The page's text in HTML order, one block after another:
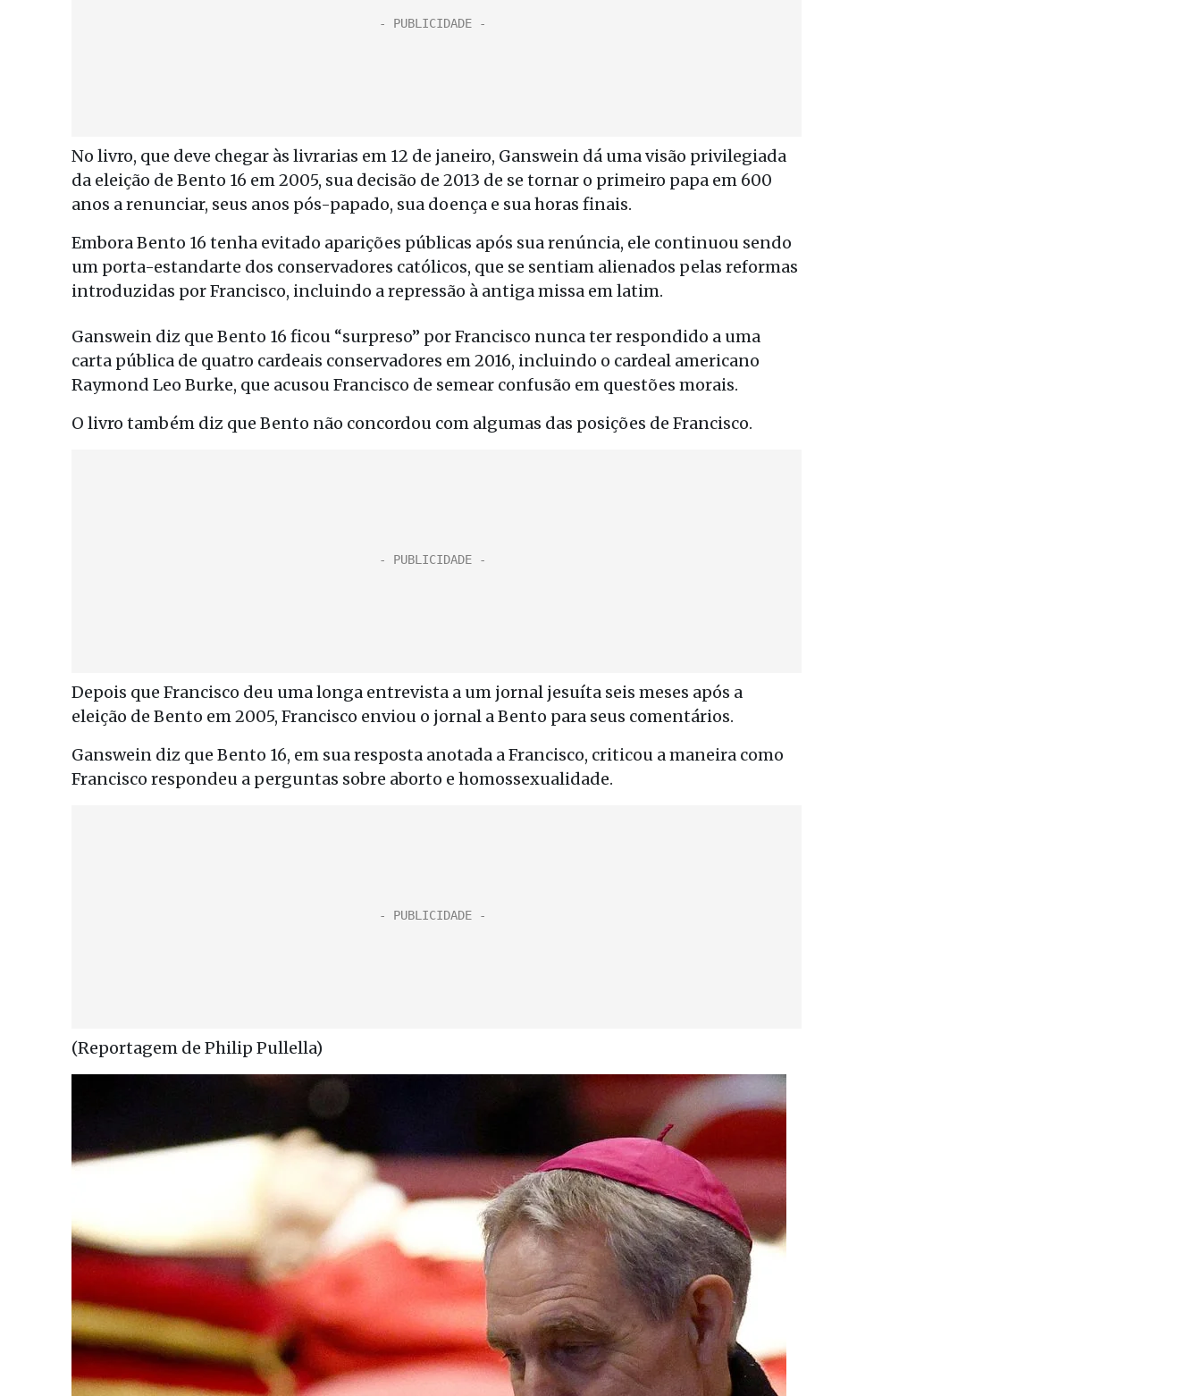
No livro, que deve chegar às livrarias em 12 de janeiro, Ganswein dá uma visão privilegiada
da eleição de Bento 16 em 2005, sua decisão de 2013 de se tornar o primeiro papa em 600
anos a renunciar, seus anos pós-papado, sua doença e sua horas finais.
Embora Bento 16 tenha evitado aparições públicas após sua renúncia, ele continuou sendo
um porta-estandarte dos conservadores católicos, que se sentiam alienados pelas reformas
introduzidas por Francisco, incluindo a repressão à antiga missa em latim.
Ganswein diz que Bento 16 ficou “surpreso” por Francisco nunca ter respondido a uma
carta pública de quatro cardeais conservadores em 2016, incluindo o cardeal americano
Raymond Leo Burke, que acusou Francisco de semear confusão em questões morais.
O livro também diz que Bento não concordou com algumas das posições de Francisco.
Depois que Francisco deu uma longa entrevista a um jornal jesuíta seis meses após a
eleição de Bento em 2005, Francisco enviou o jornal a Bento para seus comentários.
Ganswein diz que Bento 16, em sua resposta anotada a Francisco, criticou a maneira como
Francisco respondeu a perguntas sobre aborto e homossexualidade.
(Reportagem de Philip Pullella)